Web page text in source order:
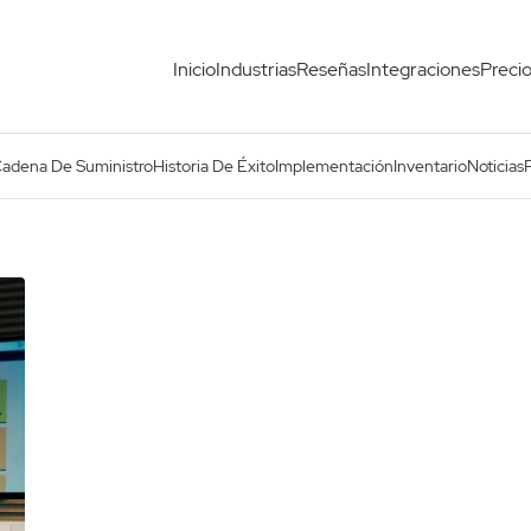
InicioIndustriasReseñasIntegraciones
De SuministroHistoria De ÉxitoImplementaciónInventarioNoticias